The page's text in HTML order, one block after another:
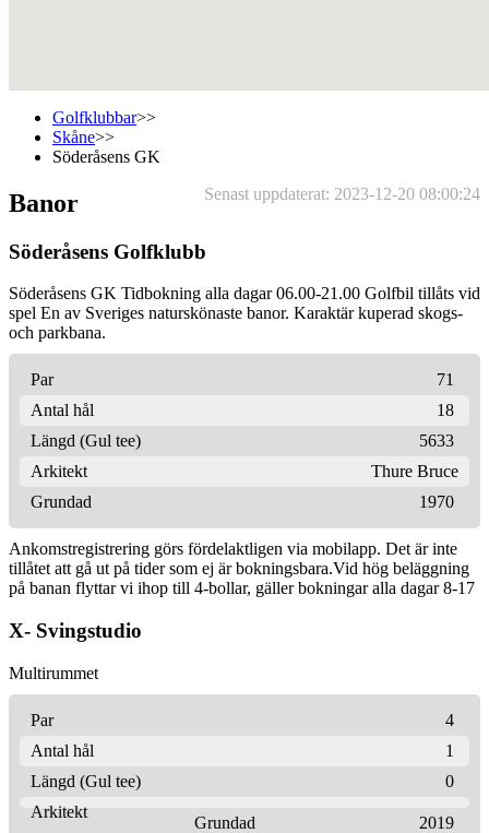
Golfklubbar>>
Skåne>>
Söderåsens GK
Senast uppdaterat: 2023-12-20 08:00:24
Banor
Söderåsens Golfklubb
Söderåsens GK Tidbokning alla dagar 06.00-21.00 Golfbil tillåts vid
spel En av Sveriges naturskönaste banor. Karaktär kuperad skogs-
och parkbana.
Par
71
Antal hål
18
Längd (Gul tee)
5633
Arkitekt
Thure Bruce
Grundad
1970
Ankomstregistrering görs fördelaktligen via mobilapp. Det är inte
tillåtet att gå ut på tider som ej är bokningsbara.Vid hög beläggning
på banan flyttar vi ihop till 4-bollar, gäller bokningar alla dagar 8-17
X- Svingstudio
Multirummet
Par
4
Antal hål
1
Längd (Gul tee)
0
Arkitekt
Grundad 2019